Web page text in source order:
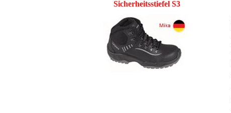
Sicherheitsstiefel S3